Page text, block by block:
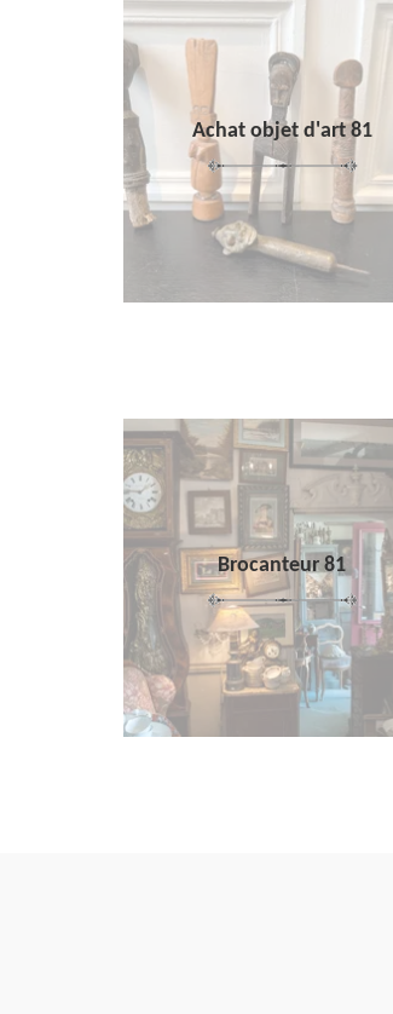
Achat objet d'art 81
Brocanteur 81